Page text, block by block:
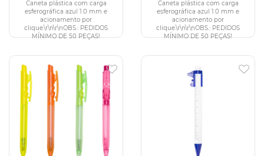
Caneta plástica com carga
esferográfica azul 1.0 mm e
acionamento por
clique.\r\n\r\nOBS.: PEDIDOS
MÍNIMO DE 50 PEÇAS!
Caneta plástica com carga
esferográfica azul 1.0 mm e
acionamento por
clique.\r\n\r\nOBS.: PEDIDOS
MÍNIMO DE 50 PEÇAS!